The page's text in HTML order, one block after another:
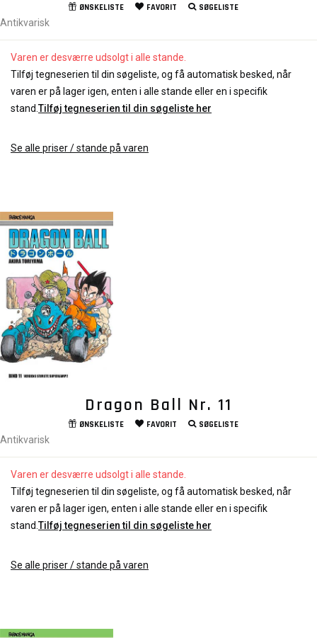
ØNSKELISTE FAVORIT SØGELISTE
Antikvarisk
Varen er desværre udsolgt i alle stande.
Tilføj tegneserien til din søgeliste, og få automatisk besked, når
varen er på lager igen, enten i alle stande eller en i specifik
stand.Tilføj tegneserien til din søgeliste her
Se alle priser / stande på varen
Dragon Ball Nr. 11
ØNSKELISTE FAVORIT SØGELISTE
Antikvarisk
Varen er desværre udsolgt i alle stande.
Tilføj tegneserien til din søgeliste, og få automatisk besked, når
varen er på lager igen, enten i alle stande eller en i specifik
stand. Tilføj tegneserien til din søgeliste her
Se alle priser / stande på varen